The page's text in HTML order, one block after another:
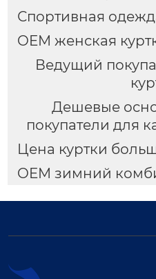
Спортивная
OEM женская
Ведущий
Дешевые
покупатели для
Цена куртки
OEM зимний